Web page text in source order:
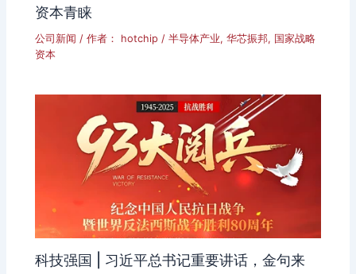
资本青睐
公司新闻 / 作者： hotchip/半导体产业,华芯振邦, 国家战略
资本
科技强国 | 习近平总书记重要讲话，金句来